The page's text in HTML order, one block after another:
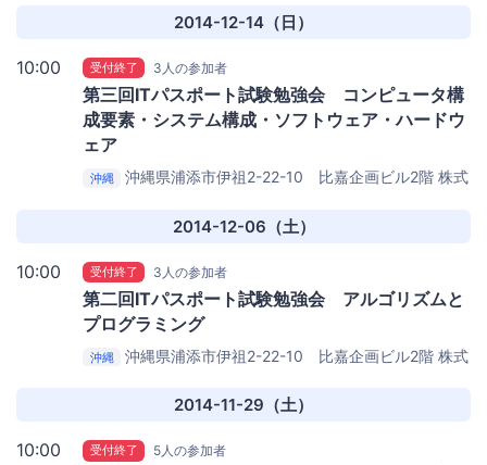
2014-12-14（日）
10:00 受付終了 3人の参加者
第三回ITパスポート試験勉強会 コンピュータ構
成要素・システム構成・ソフトウェア・ハードウ
ェア
沖縄 沖縄県浦添市伊祖2-22-10 比嘉企画ビル2階 株式
2014-12-06（土）
10:00 受付終了 3人の参加者
第二回ITパスポート試験勉強会 アルゴリズムと
プログラミング
沖縄 沖縄県浦添市伊祖2-22-10 比嘉企画ビル2階 株式
2014-11-29（土）
10:00 受付終了 5人の参加者